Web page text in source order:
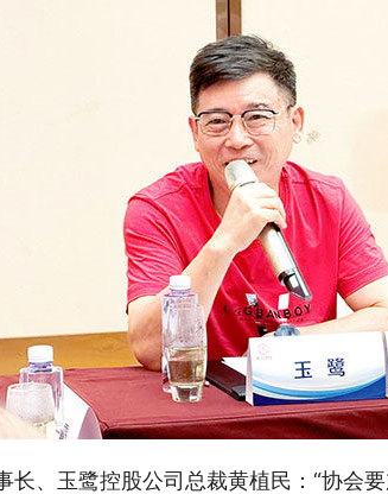
长、玉鹭控股公司总裁黄植民：“协会